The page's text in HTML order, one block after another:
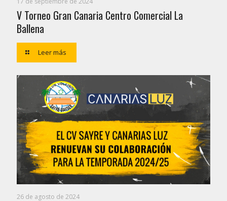
V Torneo Gran Canaria Centro Comercial La
Ballena
Leer más
26 de agosto de 2024